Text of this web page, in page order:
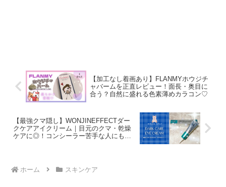
【加工なし着画あり】FLANMYホウジチ
ャバームを正直レビュー！面長・奥目に
合う？自然に盛れる色素薄めカラコン♡
【最強クマ隠し】WONJINEFFECTダー
クケアアイクリーム｜目元のクマ・乾燥
ケアに◎！コンシーラー苦手な人にもお
ホーム スキンケア